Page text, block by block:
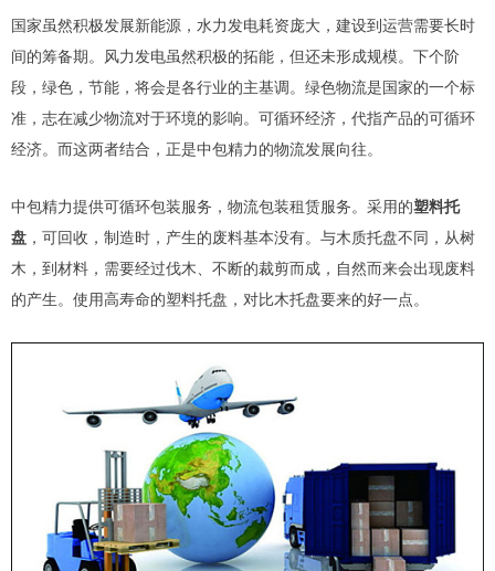
国家虽然积极发展新能源，水力发电耗资庞大，建设到运营需要长时
间的筹备期。风力发电虽然积极的拓能，但还未形成规模。下个阶
段，绿色，节能，将会是各行业的主基调。绿色物流是国家的一个标
准，志在减少物流对于环境的影响。可循环经济，代指产品的可循环
经济。而这两者结合，正是中包精力的物流发展向往。
中包精力提供可循环包装服务，物流包装租赁服务。采用的塑料托
盘 ，可回收，制造时，产生的废料基本没有。与木质托盘不同，从树
木，到材料，需要经过伐木、不断的裁剪而成，自然而来会出现废料
的产生。使用高寿命的塑料托盘，对比木托盘要来的好一点。